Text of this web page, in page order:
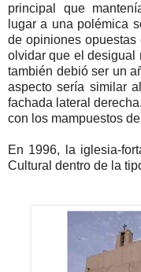
principal que
lugar a una polémica
de opiniones
olvidar que el desigual
también debió ser un
aspecto sería similar
fachada lateral
con los mampuestos
En 1996, la iglesia-
Cultural dentro de la